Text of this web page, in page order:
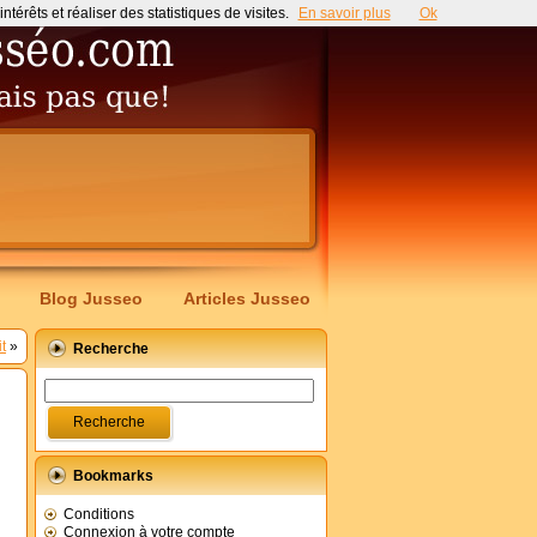
Blog Jusseo Articles Jusseo
» Recherche
Bookmarks
Conditions
Connexion à votre compte
et réaliser des statistiques de visites. En savoir plus Ok